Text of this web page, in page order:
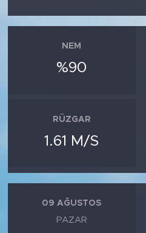
NEM
%90
RÜZGAR
1.61 M/S
09 AĞUSTOS
PAZAR